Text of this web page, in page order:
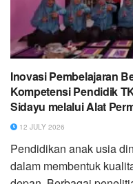
Inovasi Pembelajaran
Kompetensi Pendidik
Sidayu melalui Alat
12 JULY 2026
Pendidikan anak usia
dalam membentuk